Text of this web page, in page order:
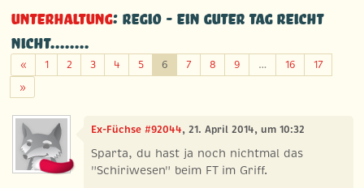
Unterhaltung: Regio - ein guter Tag reicht
nicht........
«Zurück
1 2 3 4 5 6 7 8 9 … 16
17
»Weiter
Ex-Füchse #92044, 21. April 2014, um 10:32
Sparta, du hast ja noch nichtmal das
"Schiriwesen" beim FT im Griff.